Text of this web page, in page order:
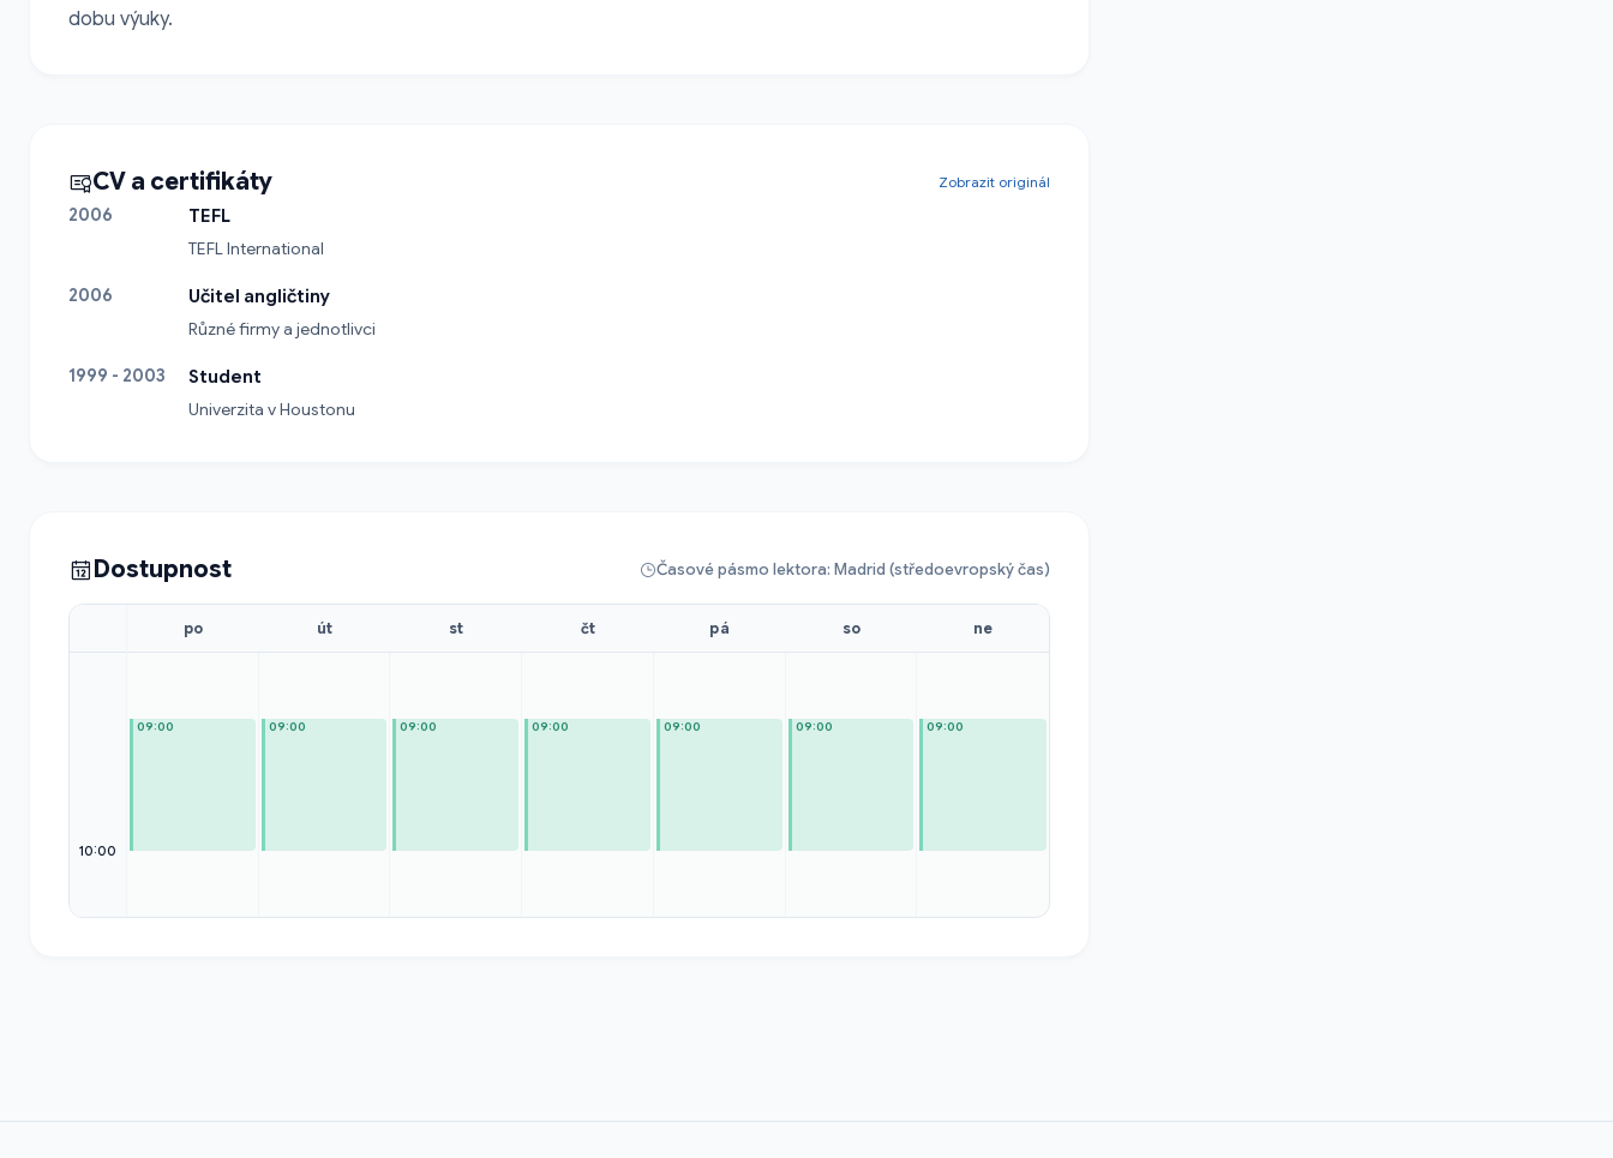
dobu výuky.
CV a certifikáty Zobrazit originál
2006
TEFL
TEFL International
2006
Učitel angličtiny
Různé firmy a jednotlivci
1999 - 2003
Student
Univerzita v Houstonu
Dostupnost Časové pásmo lektora: Madrid (středoevropský čas)
10:00
po
09:00
út
09:00
st
09:00
čt
09:00
pá
09:00
so
09:00
ne
09:00